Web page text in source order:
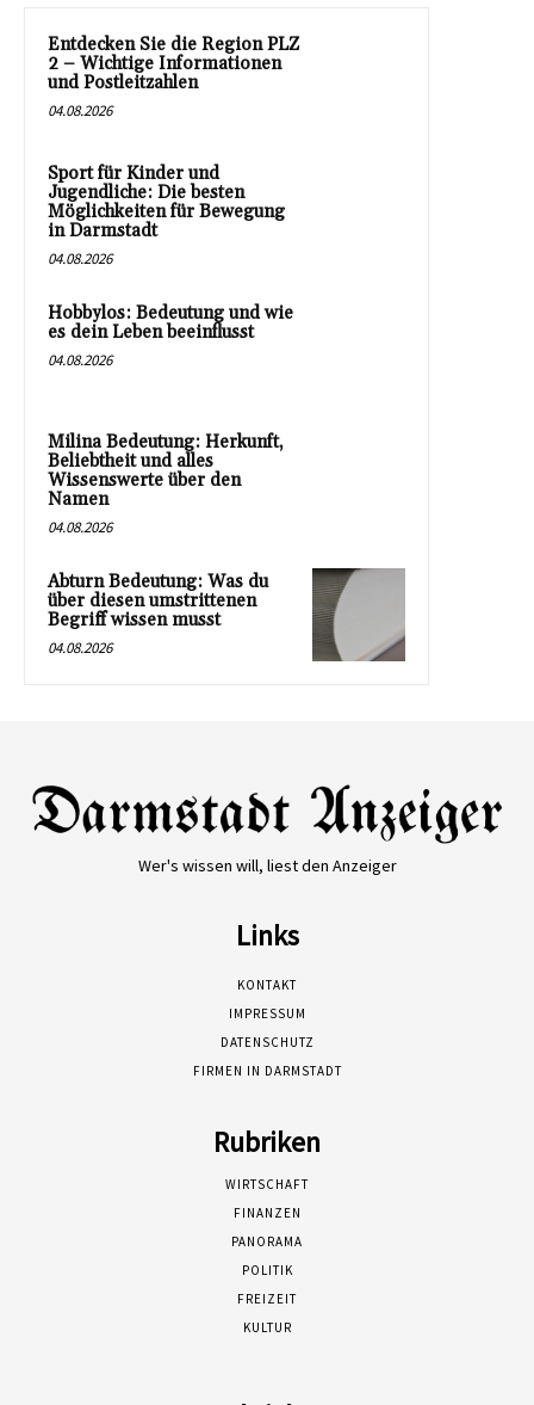
Entdecken Sie die Region PLZ
2 – Wichtige Informationen
und Postleitzahlen
04.08.2026
Sport für Kinder und
Jugendliche: Die besten
Möglichkeiten für Bewegung
in Darmstadt
04.08.2026
Hobbylos: Bedeutung und wie
es dein Leben beeinflusst
04.08.2026
Milina Bedeutung: Herkunft,
Beliebtheit und alles
Wissenswerte über den
Namen
04.08.2026
Abturn Bedeutung: Was du
über diesen umstrittenen
Begriff wissen musst
04.08.2026
Wer's wissen will, liest den Anzeiger
Links
KONTAKT
IMPRESSUM
DATENSCHUTZ
FIRMEN IN DARMSTADT
Rubriken
WIRTSCHAFT
FINANZEN
PANORAMA
POLITIK
FREIZEIT
KULTUR